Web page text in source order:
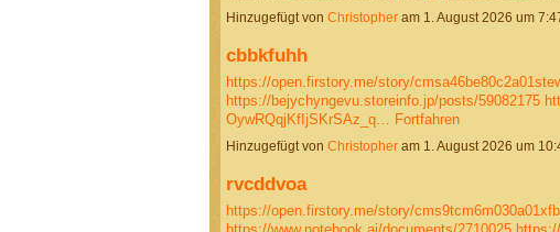
Hinzugefügt von Christopheram 1. August 2026 um
cbbkfuhh
https://open.firstory.me/story/
https://bejychyngevu.storeinfo.jp/posts/59082175
OywRQqjKfIjSKrSAz_q…
Fortfahren
Hinzugefügt von Christopheram 1. August 2026 um
rvcddvoa
https://open.firstory.me/story/